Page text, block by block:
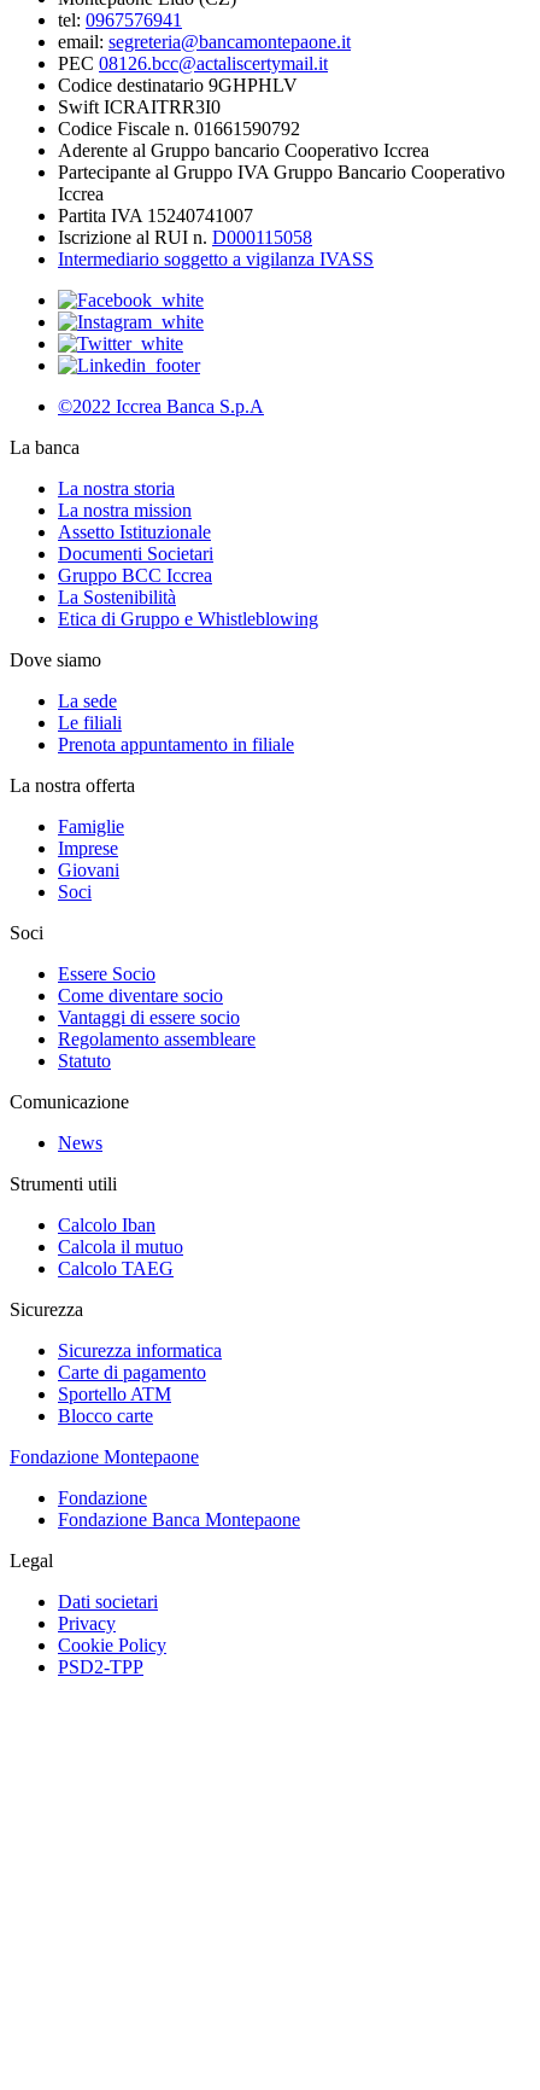
tel: 0967576941
email: segreteria@bancamontepaone.it
PEC 08126.bcc@actaliscertymail.it
Codice destinatario 9GHPHLV
Swift ICRAITRR3I0
Codice Fiscale n. 01661590792
Aderente al Gruppo bancario Cooperativo Iccrea
Partecipante al Gruppo IVA Gruppo Bancario Cooperativo
Iccrea
Partita IVA 15240741007
Iscrizione al RUI n. D000115058
Intermediario soggetto a vigilanza IVASS
©2022 Iccrea Banca S.p.A
La banca
La nostra storia
La nostra mission
Assetto Istituzionale
Documenti Societari
Gruppo BCC Iccrea
La Sostenibilità
Etica di Gruppo e Whistleblowing
Dove siamo
La sede
Le filiali
Prenota appuntamento in filiale
La nostra offerta
Famiglie
Imprese
Giovani
Soci
Soci
Essere Socio
Come diventare socio
Vantaggi di essere socio
Regolamento assembleare
Statuto
Comunicazione
News
Strumenti utili
Calcolo Iban
Calcola il mutuo
Calcolo TAEG
Sicurezza
Sicurezza informatica
Carte di pagamento
Sportello ATM
Blocco carte
Fondazione Montepaone
Fondazione
Fondazione Banca Montepaone
Legal
Dati societari
Privacy
Cookie Policy
PSD2-TPP